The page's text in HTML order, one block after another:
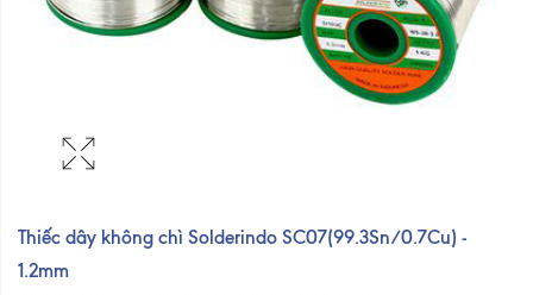
Thiếc dây không chì Solderindo SC07(99.3Sn/0.7Cu) -
1.2mm